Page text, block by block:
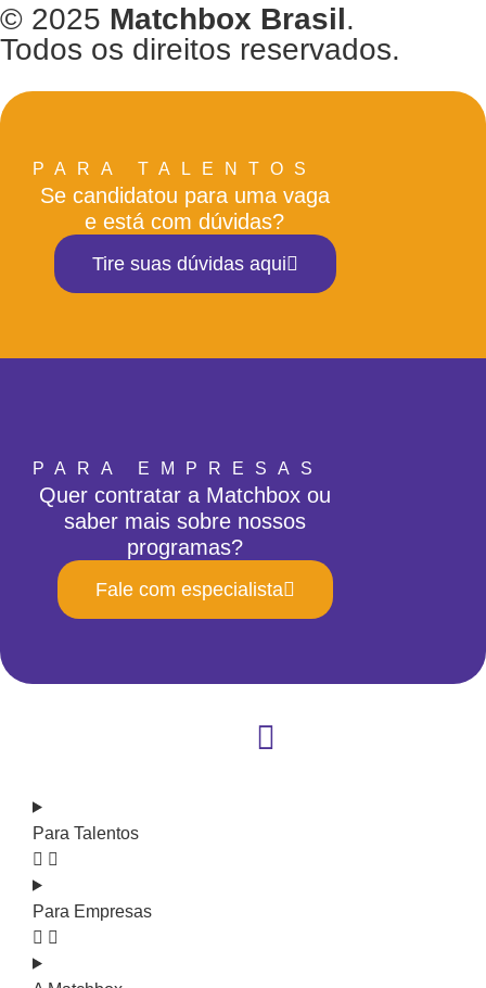
© 2025 Matchbox Brasil.
Todos os direitos reservados.
PARA TALENTOS
Se candidatou para uma vaga
e está com dúvidas?
Tire suas dúvidas aqui
PARA EMPRESAS
Quer contratar a Matchbox ou
saber mais sobre nossos
programas?
Fale com especialista
Para Talentos
Para Empresas